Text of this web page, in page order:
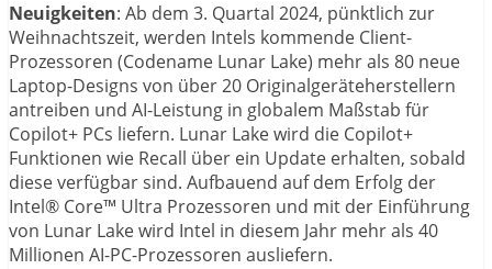
Neuigkeiten: Ab dem 3. Quartal 2024, pünktlich zur
Weihnachtszeit, werden Intels kommende Client-
Prozessoren (Codename Lunar Lake) mehr als 80 neue
Laptop-Designs von über 20 Originalgeräteherstellern
antreiben und AI-Leistung in globalem Maßstab für
Copilot+ PCs liefern. Lunar Lake wird die Copilot+
Funktionen wie Recall über ein Update erhalten, sobald
diese verfügbar sind. Aufbauend auf dem Erfolg der
Intel® Core™ Ultra Prozessoren und mit der Einführung
von Lunar Lake wird Intel in diesem Jahr mehr als 40
Millionen AI-PC-Prozessoren ausliefern.